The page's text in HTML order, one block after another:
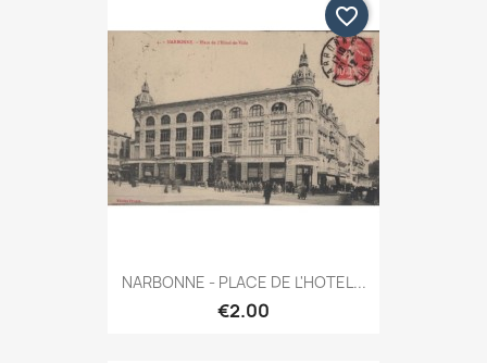
NARBONNE - PLACE DE L'HOTEL...
€2.00
favorite_border